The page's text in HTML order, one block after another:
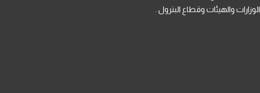
الوزارات والهيئات وقطاع البترول .